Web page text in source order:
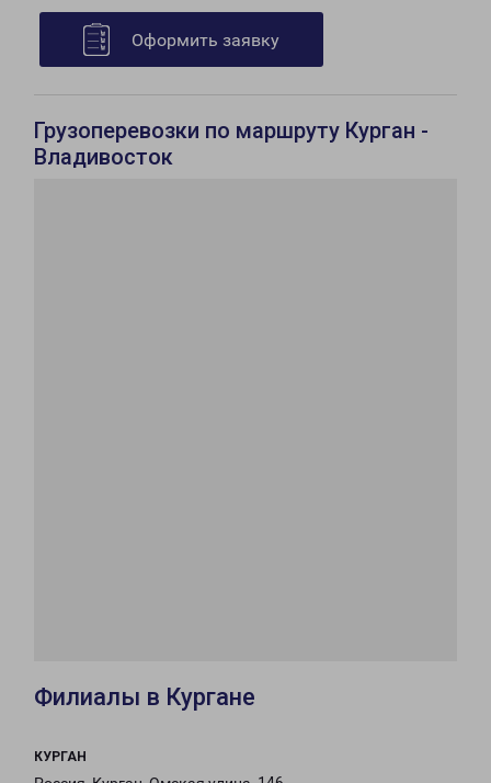
Оформить заявку
Грузоперевозки по маршруту Курган -
Владивосток
Филиалы в Кургане
КУРГАН